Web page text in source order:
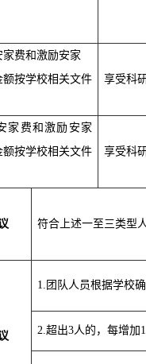
费和激励安家
额按学校相关文件
享受科
家费和激励安家
额按学校相关文件
享受科
符合上述一至三类型
1.团队人员根据学校
2.超出3人的，每增加